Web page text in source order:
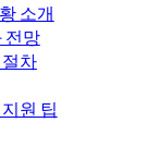
소개
전망
차
원 팁